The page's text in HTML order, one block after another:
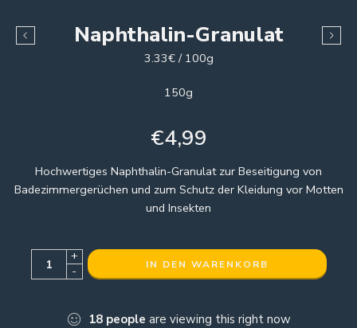
Naphthalin-Granulat
3.33€ / 100g
150g
€4,99
Hochwertiges Naphthalin-Granulat zur Beseitigung von
Badezimmergerüchen und zum Schutz der Kleidung vor Motten
und Insekten
+
-
IN DEN WARENKORB
18 people are viewing this right now